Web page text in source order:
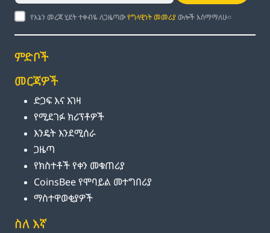
የእኔን መረጃ ሂደት ተቀብዬ ለጋዜጣውየግላዊነት መመሪያ ውሎች እስማማለሁ።
ምድቦች
መርጃዎች
ድጋፍ እና እገዛ
የሚደገፉ ክሪፕቶዎች
እንዴት እንደሚሰራ
ጋዜጣ
የክስተቶች የቀን መቁጠሪያ
CoinsBee የሞባይል መተግበሪያ
ማስተዋወቂያዎች
ስለ እኛ